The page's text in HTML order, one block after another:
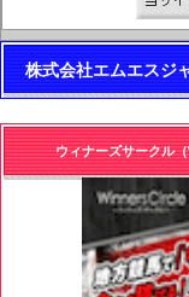
株式会社エムエスジ
ウィナーズサークル